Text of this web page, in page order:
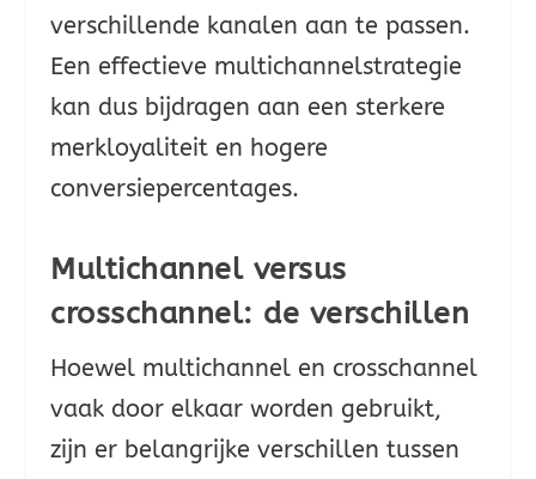
verschillende kanalen aan te passen.
Een effectieve multichannelstrategie
kan dus bijdragen aan een sterkere
merkloyaliteit en hogere
conversiepercentages.
Multichannel versus
crosschannel: de verschillen
Hoewel multichannel en crosschannel
vaak door elkaar worden gebruikt,
zijn er belangrijke verschillen tussen